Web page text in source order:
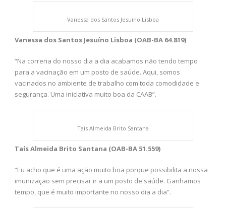
Vanessa dos Santos Jesuíno Lisboa
Vanessa dos Santos Jesuíno Lisboa (OAB-BA 64.819)
“Na correria do nosso dia a dia acabamos não tendo tempo
para a vacinação em um posto de saúde. Aqui, somos
vacinados no ambiente de trabalho com toda comodidade e
segurança. Uma iniciativa muito boa da CAAB”.
Taís Almeida Brito Santana
Taís Almeida Brito Santana (OAB-BA 51.559)
“Eu acho que é uma ação muito boa porque possibilita a nossa
imunização sem precisar ir a um posto de saúde. Ganhamos
tempo, que é muito importante no nosso dia a dia”.